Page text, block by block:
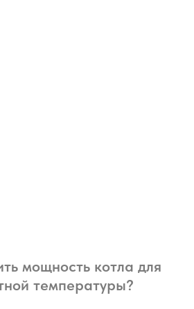
мощность котла для
температуры?